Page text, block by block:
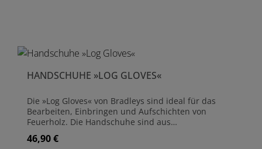
Gartenschürze »Heritage« wird von Bradleys in
Bridgnorth/England handgefertigt. Handgefertigt
HANDSCHUHE »LOG GLOVES«
Die »Log Gloves« von Bradleys sind ideal für das
Bearbeiten, Einbringen und Aufschichten von
Feuerholz. Die Handschuhe sind aus
strapazierfähigem, dickem Wildleder gefertigt und
leicht gefüttert. Zusätzlich wurde auf der Innenseite
Regulärer Preis:
46,90 €